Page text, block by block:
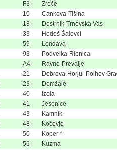
F3
Zreče
10
Cankova-Tišina
18
Destrnik-Trnovska Vas
33
Hodoš Šalovci
59
Lendava
93
Podvelka-Ribnica
A4
Ravne-Prevalje
21
Dobrova-Horjul-Polhov
23
Domžale
40
Izola
41
Jesenice
43
Kamnik
48
Kočevje
50
Koper *
56
Kuzma